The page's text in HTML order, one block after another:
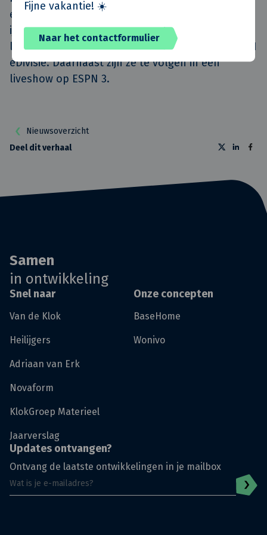
Fijne vakantie! ☀️
Naar het contactformulier
een succesvol vervolg gaat geven aan hun
ijzersterke eerste optreden. Alle wedstrijden zijn
live te volgen op hetYouTube-kanaal
van de KPN
eDivisie. Daarnaast zijn ze te volgen in een
liveshow op ESPN 3.
Nieuwsoverzicht
Deel dit verhaal
Samen
in ontwikkeling
Snel naar
Van de Klok
Heilijgers
Adriaan van Erk
Novaform
KlokGroep Materieel
Jaarverslag
Onze concepten
BaseHome
Wonivo
Updates ontvangen?
Ontvang de laatste ontwikkelingen in je mailbox